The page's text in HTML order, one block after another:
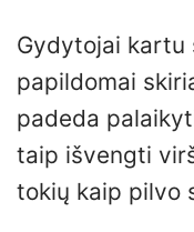
Gydytojai kartu
papildomai
padeda
taip išvengti
tokių kaip pilvo